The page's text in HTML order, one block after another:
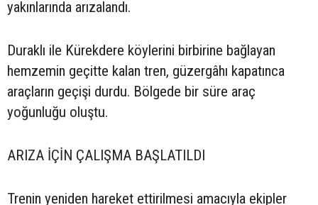
yakınlarında arızalandı.
Duraklı ile Kürekdere köylerini birbirine bağlayan
hemzemin geçitte kalan tren, güzergâhı kapatınca
araçların geçişi durdu. Bölgede bir süre araç
yoğunluğu oluştu.
ARIZA İÇİN ÇALIŞMA BAŞLATILDI
Trenin yeniden hareket ettirilmesi amacıyla ekipler